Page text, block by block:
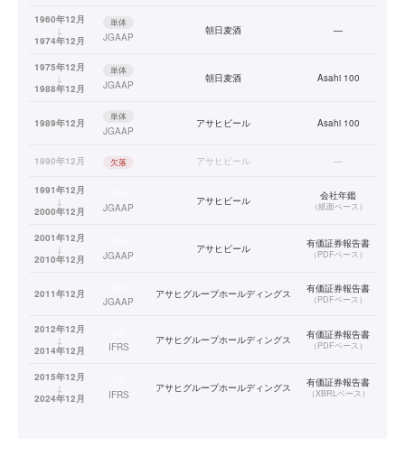
1960年12月
↓
1974年12月
単体
JGAAP
朝日麦酒 —
1975年12月
↓
1988年12月
単体
JGAAP
朝日麦酒 Asahi 100
1989年12月
単体
JGAAP
アサヒビール Asahi 100
1990年12月 欠落 アサヒビール —
1991年12月
↓
2000年12月
JGAAP
アサヒビール 会社年鑑
（紙面ベース）
2001年12月
↓
2010年12月
JGAAP
アサヒビール 有価証券報告書
（PDFベース）
2011年12月
JGAAP
アサヒグループホールディングス 有価証券報告書
（PDFベース）
2012年12月
↓
2014年12月
IFRS
アサヒグループホールディングス 有価証券報告書
（PDFベース）
2015年12月
↓
2024年12月
IFRS
アサヒグループホールディングス 有価証券報告書
（XBRLベース）